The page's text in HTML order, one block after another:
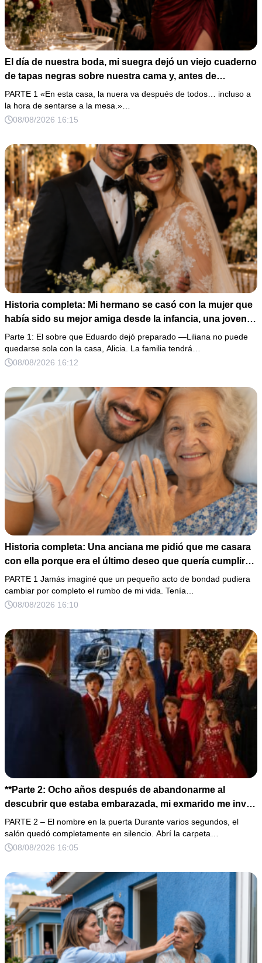
El día de nuestra boda, mi suegra dejó un viejo cuaderno
de tapas negras sobre nuestra cama y, antes de
marcharse, dijo: «En esta familia todos deben cumplir
una misma regla…».
PARTE 1 «En esta casa, la nuera va después de todos… incluso a
la hora de sentarse a la mesa.»…
08/08/2026 16:15
Historia completa: Mi hermano se casó con la mujer que
había sido su mejor amiga desde la infancia, una joven
ciega a la que protegió durante toda su vida. Tras su
fallecimiento, ella me entregó un sobre y me confesó la
verdadera razón por la que él la eligió a ella por encima
Parte 1: El sobre que Eduardo dejó preparado —Liliana no puede
quedarse sola con la casa, Alicia. La familia tendrá…
08/08/2026 16:12
Historia completa: Una anciana me pidió que me casara
con ella porque era el último deseo que quería cumplir
antes de morir. Después de su fallecimiento, su abogado
puso en mis manos una vieja bolsa de hospital que
había conservado durante años y me dijo: «Ella te eligió
PARTE 1 Jamás imaginé que un pequeño acto de bondad pudiera
cambiar por completo el rumbo de mi vida. Tenía…
08/08/2026 16:10
**Parte 2: Ocho años después de abandonarme al
descubrir que estaba embarazada, mi exmarido me invitó
a la cena de Navidad convencido de que podría burlarse
de la mujer a la que creía una fracasada y sin hijos. Lo
que jamás imaginó fue que esa noche sería él quien
PARTE 2 – El nombre en la puerta Durante varios segundos, el
salón quedó completamente en silencio. Abrí la carpeta…
08/08/2026 16:05